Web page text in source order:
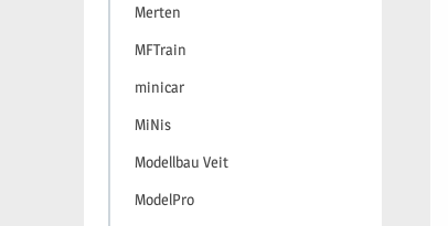
Merten
MFTrain
minicar
MiNis
Modellbau Veit
ModelPro